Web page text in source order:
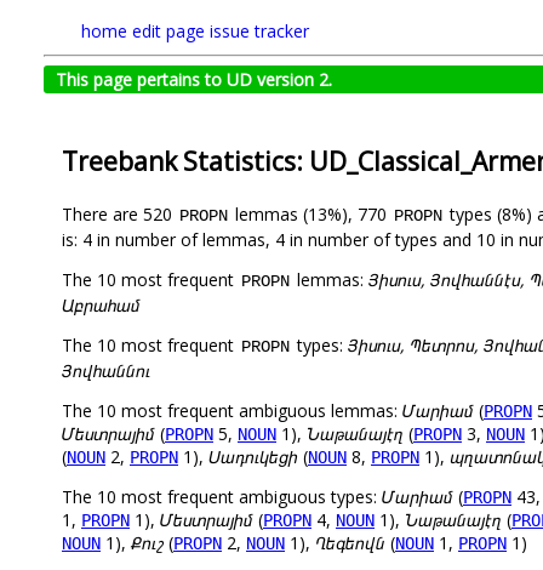
home edit page issue tracker
This page pertains to UD version 2.
Treebank Statistics:
There are 520 PROPN lemmas (13%), 770 PROPN types (8%)
is: 4 in number of lemmas, 4 in number of types and 10 in
The 10 most frequent PROPN lemmas: Յիսուս,
Աբրահամ
The 10 most frequent PROPN types: Յիսուս, Պետրոս,
Յովհաննու
The 10 most frequent ambiguous lemmas: Մարիամ (PROPN
Մեստրայիմ (PROPN 5, NOUN 1), Նաթանայէղ (PROPN 3, NOUN
(NOUN 2, PROPN 1), Սադուկեցի (NOUN 8, PROPN 1),
The 10 most frequent ambiguous types: Մարիամ (PROPN
1, PROPN 1), Մեստրայիմ (PROPN 4, NOUN 1), Նաթանայէղ (
NOUN 1), Քուշ (PROPN 2, NOUN 1), Ղեգեովն (NOUN 1, PROPN 1)